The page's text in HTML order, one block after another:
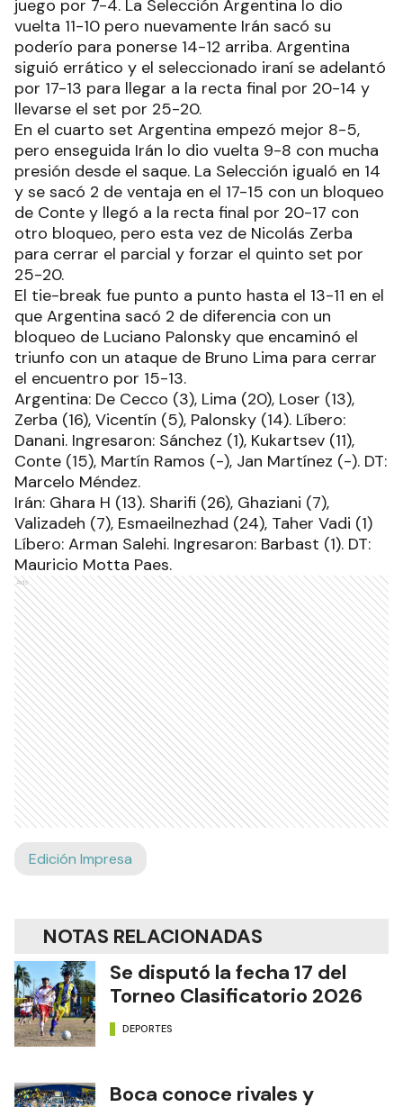
juego por 7-4. La Selección Argentina lo dio
vuelta 11-10 pero nuevamente Irán sacó su
poderío para ponerse 14-12 arriba. Argentina
siguió errático y el seleccionado iraní se adelantó
por 17-13 para llegar a la recta final por 20-14 y
llevarse el set por 25-20.
En el cuarto set Argentina empezó mejor 8-5,
pero enseguida Irán lo dio vuelta 9-8 con mucha
presión desde el saque. La Selección igualó en 14
y se sacó 2 de ventaja en el 17-15 con un bloqueo
de Conte y llegó a la recta final por 20-17 con
otro bloqueo, pero esta vez de Nicolás Zerba
para cerrar el parcial y forzar el quinto set por
25-20.
El tie-break fue punto a punto hasta el 13-11 en el
que Argentina sacó 2 de diferencia con un
bloqueo de Luciano Palonsky que encaminó el
triunfo con un ataque de Bruno Lima para cerrar
el encuentro por 15-13.
Argentina: De Cecco (3), Lima (20), Loser (13),
Zerba (16), Vicentín (5), Palonsky (14). Líbero:
Danani. Ingresaron: Sánchez (1), Kukartsev (11),
Conte (15), Martín Ramos (-), Jan Martínez (-). DT:
Marcelo Méndez.
Irán: Ghara H (13). Sharifi (26), Ghaziani (7),
Valizadeh (7), Esmaeilnezhad (24), Taher Vadi (1)
Líbero: Arman Salehi. Ingresaron: Barbast (1). DT:
Mauricio Motta Paes.
Ads
Edición Impresa
NOTAS RELACIONADAS
Se disputó la fecha 17 del
Torneo Clasificatorio 2026
DEPORTES
Boca conoce rivales y